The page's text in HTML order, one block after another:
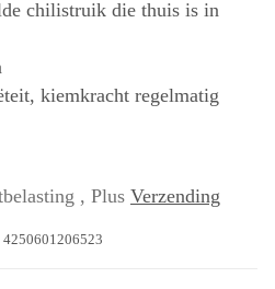
chilistruik die thuis is in
kiemkracht regelmatig
, Plus Verzending
4250601206523